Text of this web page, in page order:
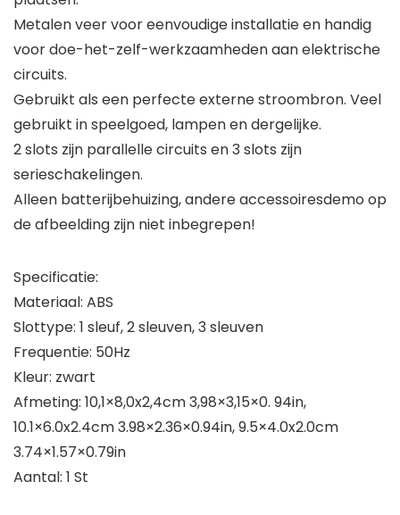
Metalen veer voor eenvoudige installatie en handig
voor doe-het-zelf-werkzaamheden aan elektrische
circuits.
Gebruikt als een perfecte externe stroombron. Veel
gebruikt in speelgoed, lampen en dergelijke.
2 slots zijn parallelle circuits en 3 slots zijn
serieschakelingen.
Alleen batterijbehuizing, andere accessoiresdemo op
de afbeelding zijn niet inbegrepen!
Specificatie:
Materiaal: ABS
Slottype: 1 sleuf, 2 sleuven, 3 sleuven
Frequentie: 50Hz
Kleur: zwart
Afmeting: 10,1×8,0x2,4cm 3,98×3,15×0. 94in,
10.1×6.0x2.4cm 3.98×2.36×0.94in, 9.5×4.0x2.0cm
3.74×1.57×0.79in
Aantal: 1 St